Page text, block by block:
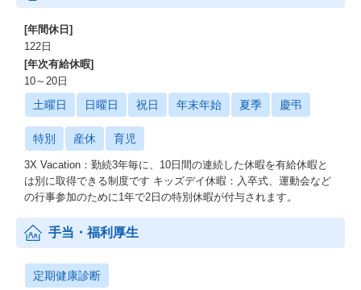
[年間休日]
122日
[年次有給休暇]
10～20日
土曜日 日曜日 祝日 年末年始 夏季 慶弔
特別 産休 育児
3X Vacation：勤続3年毎に、10日間の連続した休暇を有給休暇と
は別に取得できる制度です キッズデイ休暇：入卒式、運動会など
の行事参加のために1年で2日の特別休暇が付与されます。
手当・福利厚生
定期健康診断